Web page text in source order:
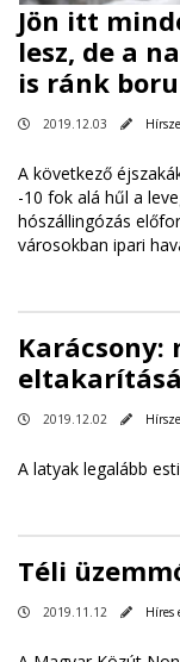
Jön itt
lesz, de a
is ránk
2019.12.03
A következő
-10 fok alá hűl a
hószállingózás
városokban ipari
Karácsony:
2019.12.02
A latyak legalább
Téli
2019.11.12 Híres